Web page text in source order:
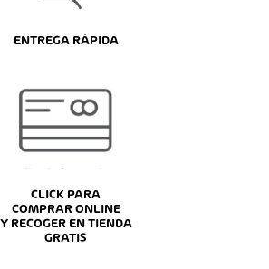
ENTREGA RÁPIDA
CLICK PARA
COMPRAR ONLINE
Y RECOGER EN TIENDA
GRATIS